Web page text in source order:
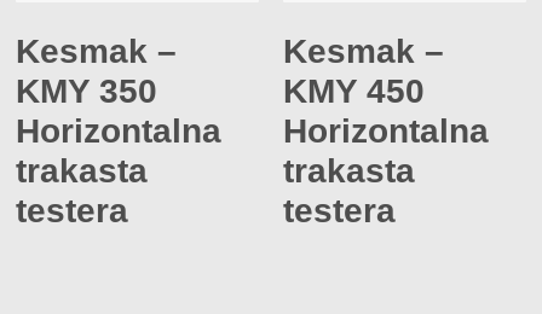
Kesmak –
KMY 350
Horizontalna
trakasta
testera
Kesmak –
KMY 450
Horizontalna
trakasta
testera